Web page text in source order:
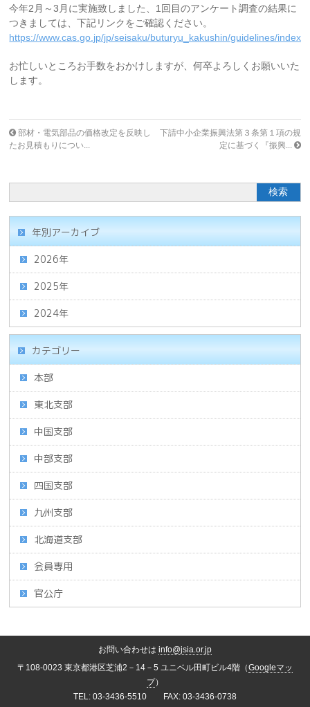
今年2月～3月に実施致しました、1回目のアンケート調査の結果に
つきましては、下記リンクをご確認ください。
https://www.cas.go.jp/jp/seisaku/buturyu_kakushin/guidelines/
お忙しいところお手数をおかけしますが、何卒よろしくお願いいた
します。
部材・電気部品の価格改定を反映し
たお見積もりについ...
下請中小企業振興法第３条第１項の規
定に基づく『振興...
年別アーカイブ
2026年
2025年
2024年
カテゴリー
本部
東北支部
中国支部
中部支部
四国支部
九州支部
北海道支部
会員専用
官公庁
お問い合わせは info@jsia.or.jp
〒108-0023 東京都港区芝浦2－14－5 ユニベル田町ビル4階（Googleマッ
プ）
TEL: 03-3436-5510 FAX: 03-3436-0738